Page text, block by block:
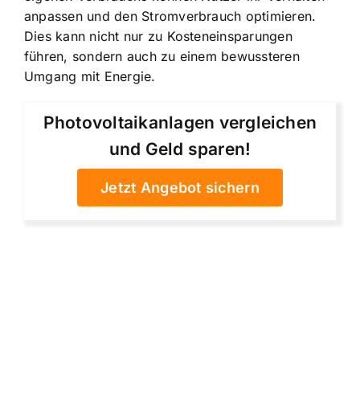
anpassen und den Stromverbrauch optimieren.
Dies kann nicht nur zu Kosteneinsparungen
führen, sondern auch zu einem bewussteren
Umgang mit Energie.
Photovoltaikanlagen vergleichen
und Geld sparen!
Jetzt Angebot sichern